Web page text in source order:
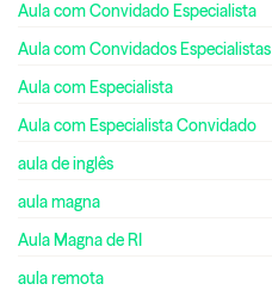
Aula com Convidado Especialista
Aula com Convidados Especialistas
Aula com Especialista
Aula com Especialista Convidado
aula de inglês
aula magna
Aula Magna de RI
aula remota